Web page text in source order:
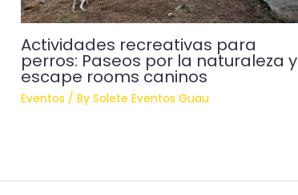
Actividades recreativas para
perros: Paseos por la naturaleza y
escape rooms caninos
Eventos / By Solete Eventos Guau